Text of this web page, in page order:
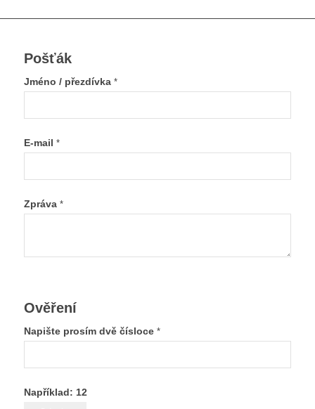
Pošťák
Jméno / přezdívka *
E-mail *
Zpráva *
Ověření
Napište prosím dvě čísloce *
Například: 12